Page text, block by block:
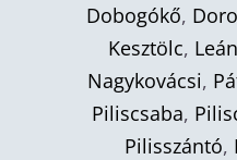
Dobogókő,
Kesztölc,
Nagykovácsi,
Piliscsaba,
Pilisszántó,